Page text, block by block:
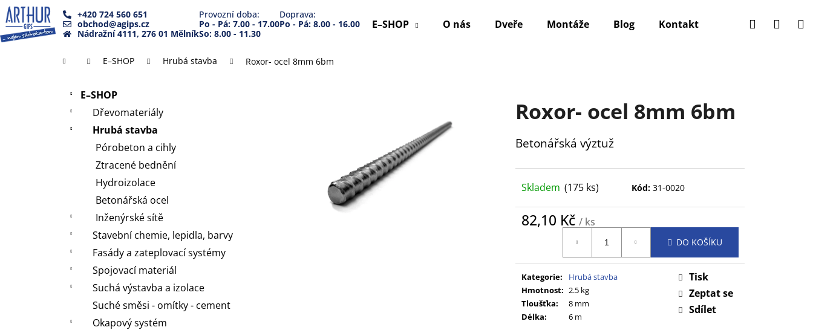
Přejít
na
obsah
E–SHOP O nás Dveře Montáže Blog Kontakt Hledat
+420 724 560 651
obchod@agips.cz
Nádražní 4111, 276 01 Mělník
Provozní doba:
Po - Pá: 7.00 - 17.00
So: 8.00 - 11.30
Doprava:
Po - Pá: 8.00 - 16.00
Domů E–SHOP Hrubá stavba Roxor- ocel 8mm 6bm
Přeskočit
kategorie
E–SHOP
Dřevomateriály
Hrubá stavba
Pórobeton a cihly
Ztracené bednění
Hydroizolace
Betonářská ocel
Inženýrské sítě
Stavební chemie, lepidla, barvy
Fasády a zateplovací systémy
Spojovací materiál
Suchá výstavba a izolace
Suché směsi - omítky - cement
Okapový systém
Roxor- ocel 8mm 6bm
Betonářská výztuž
Skladem (175 ks) Kód: 31-0020
82,10 Kč / ks
DO KOŠÍKU
Kategorie:
Hrubá stavba
Hmotnost: 2.5 kg
Tloušťka:
8 mm
Délka: 6 m
Tisk
Zeptat se
Sdílet
K
o
š
Zpět
Zpět
Co potřebujete najít?
Doporučujeme